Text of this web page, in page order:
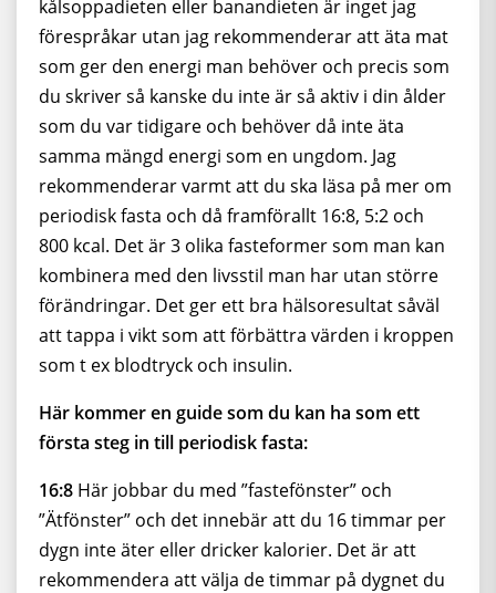
kålsoppadieten eller banandieten är inget jag
förespråkar utan jag rekommenderar att äta mat
som ger den energi man behöver och precis som
du skriver så kanske du inte är så aktiv i din ålder
som du var tidigare och behöver då inte äta
samma mängd energi som en ungdom. Jag
rekommenderar varmt att du ska läsa på mer om
periodisk fasta och då framförallt 16:8, 5:2 och
800 kcal. Det är 3 olika fasteformer som man kan
kombinera med den livsstil man har utan större
förändringar. Det ger ett bra hälsoresultat såväl
att tappa i vikt som att förbättra värden i kroppen
som t ex blodtryck och insulin.
Här kommer en guide som du kan ha som ett
första steg in till periodisk fasta:
16:8 Här jobbar du med ”fastefönster” och
”Ätfönster” och det innebär att du 16 timmar per
dygn inte äter eller dricker kalorier. Det är att
rekommendera att välja de timmar på dygnet du